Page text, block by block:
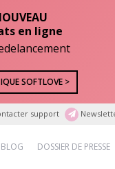
support
BLOG DOSSIER DE PRESSE
en ligne
SOFTLOVE >